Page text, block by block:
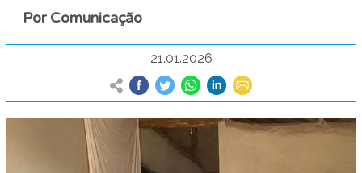
Por Comunicação
21.01.2026